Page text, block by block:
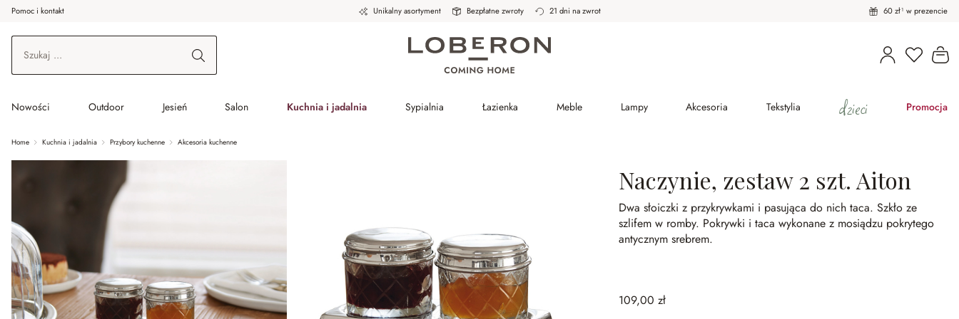
do wątku głównego
Przejdź do wyszukiwania
Przejdź do głównej nawigacji
Pomoc i kontakt Unikalny asortyment Bezpłatne zwroty 21 dni na zwrot 60 zł¹ w prezencie
Masz
Nowości Outdoor Jesień Salon Kuchnia i jadalnia Sypialnia Łazienka Meble Lampy Akcesoria Tekstylia dzieci Promocja
Home Kuchnia i jadalnia Przybory kuchenne Akcesoria kuchenne
Naczynie, zestaw 2 szt. Aiton
Dwa słoiczki z przykrywkami i pasująca do nich taca.Szkło ze
szlifem w romby. Pokrywki i taca wykonane z mosiądzu pokrytego
antycznym srebrem.
109,00 zł